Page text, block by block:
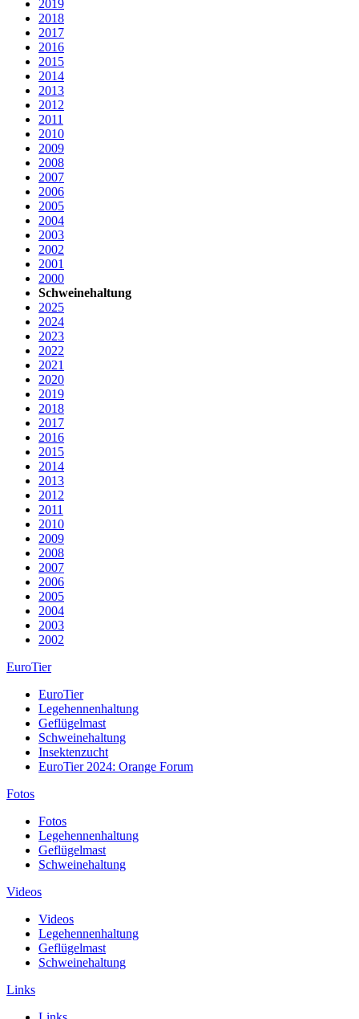
2019
2018
2017
2016
2015
2014
2013
2012
2011
2010
2009
2008
2007
2006
2005
2004
2003
2002
2001
2000
Schweinehaltung
2025
2024
2023
2022
2021
2020
2019
2018
2017
2016
2015
2014
2013
2012
2011
2010
2009
2008
2007
2006
2005
2004
2003
2002
EuroTier
EuroTier
Legehennenhaltung
Geflügelmast
Schweinehaltung
Insektenzucht
EuroTier 2024: Orange Forum
Fotos
Fotos
Legehennenhaltung
Geflügelmast
Schweinehaltung
Videos
Videos
Legehennenhaltung
Geflügelmast
Schweinehaltung
Links